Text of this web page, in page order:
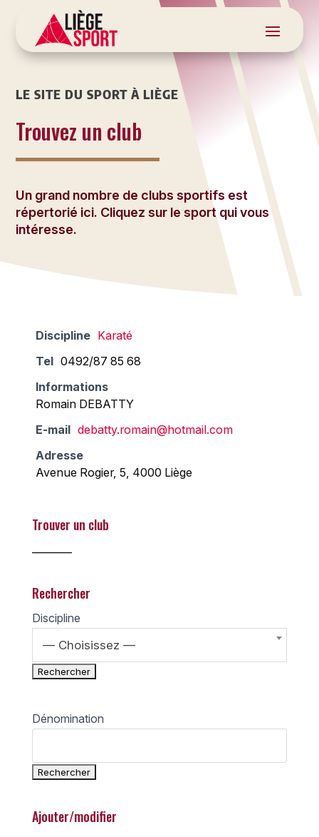
LE SITE DU SPORT À LIÈGE
Trouvez un club
Un grand nombre de clubs sportifs est
répertorié ici. Cliquez sur le sport qui vous
intéresse.
Discipline Karaté
Tel 0492/87 85 68
Informations
Romain DEBATTY
E-mail debatty.romain@hotmail.com
Adresse
Avenue Rogier, 5, 4000 Liège
Trouver un club
Rechercher
Discipline
— Choisissez —
Dénomination
Ajouter/modifier